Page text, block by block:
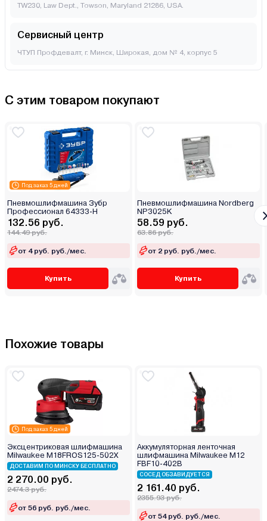
TW230, Law Dept., Towson, Maryland 21286, USA.
Сервисный центр
ЧТУП Профдевалт, г. Минск, Широкая, дом № 4, корпус 5
С этим товаром покупают
Под заказ 5 дней
Пневмошлифмашина Зубр
Профессионал 64333-H
132.56 руб.
144.49 руб.
от 4 руб. руб./мес.
Купить
Пневмошлифмашина Nordberg
NP3025K
58.59 руб.
63.86 руб.
от 2 руб. руб./мес.
Купить
Похожие товары
Под заказ 5 дней
Эксцентриковая шлифмашина
Milwaukee M18FROS125-502X
ДОСТАВИМ ПО МИНСКУ БЕСПЛАТНО
2 270.00 руб.
2474.3 руб.
от 56 руб. руб./мес.
Аккумуляторная ленточная
шлифмашина Milwaukee M12
FBF10-402B
СОСЕД ОБЗАВИДУЕТСЯ
2 161.40 руб.
2355.93 руб.
от 54 руб. руб./мес.